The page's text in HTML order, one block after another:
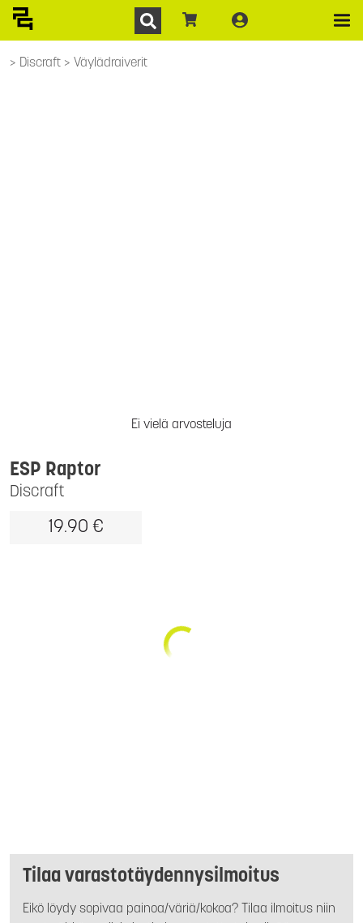
Discraft Väylädraiverit
Ei vielä arvosteluja
Discraft
ESP Raptor
19.90 €
Tilaa varastotäydennysilmoitus
Eikö löydy sopivaa painoa/väriä/kokoa? Tilaa ilmoitus niin